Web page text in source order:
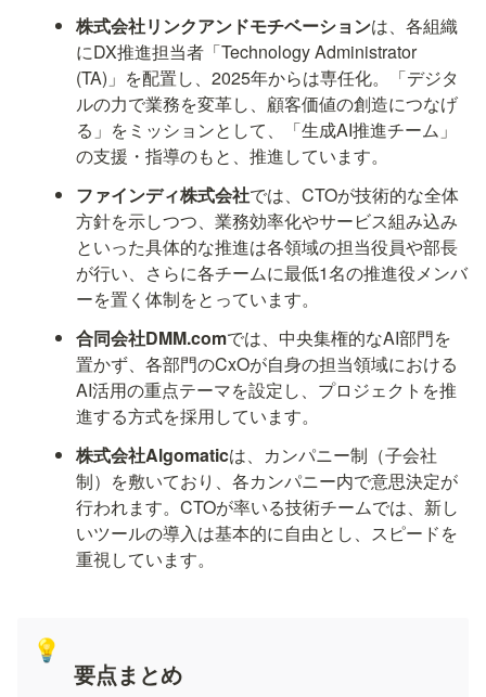
株式会社リンクアンドモチベーションは、各組織
にDX推進担当者「Technology Administrator
(TA)」を配置し、2025年からは専任化。「デジタ
ルの力で業務を変革し、顧客価値の創造につなげ
る」をミッションとして、「生成AI推進チーム」
の支援・指導のもと、推進しています。
ファインディ株式会社では、CTOが技術的な全体
方針を示しつつ、業務効率化やサービス組み込み
といった具体的な推進は各領域の担当役員や部長
が行い、さらに各チームに最低1名の推進役メンバ
ーを置く体制をとっています。
合同会社DMM.comでは、中央集権的なAI部門を
置かず、各部門のCxOが自身の担当領域における
AI活用の重点テーマを設定し、プロジェクトを推
進する方式を採用しています。
株式会社Algomaticは、カンパニー制（子会社
制）を敷いており、各カンパニー内で意思決定が
行われます。CTOが率いる技術チームでは、新し
いツールの導入は基本的に自由とし、スピードを
重視しています。
💡
要点まとめ